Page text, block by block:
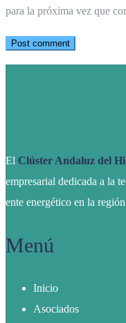
para la próxima vez que
El Clúster Andaluz del
empresarial dedicada a la
ente energético en la
Menú
Inicio
Asociados